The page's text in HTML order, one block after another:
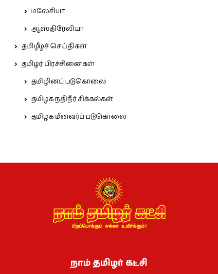
மலேசியா
ஆஸ்திரேலியா
தமிழீழச் செய்திகள்
தமிழர் பிரச்சினைகள்
தமிழினப் படுகொலை
தமிழக நதிநீர் சிக்கல்கள்
தமிழக மீனவர்ப் படுகொலை
நாம் தமிழர் கட்சி